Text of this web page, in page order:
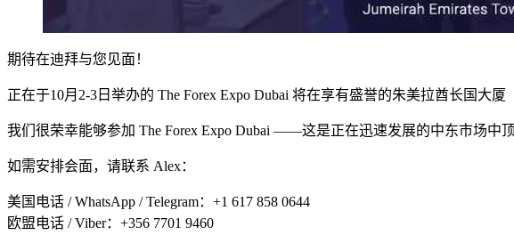
期待在迪拜与您见面！
正在于10月2-3日举办的 The Forex Expo Dubai 将在享有盛誉的朱美拉酋长国大
我们很荣幸能够参加 The Forex Expo Dubai ——这是正在迅速发展的中东市场中
如需安排会面，请联系 Alex：
美国电话 / WhatsApp / Telegram：+1 617 858 0644
欧盟电话 / Viber：+356 7701 9460